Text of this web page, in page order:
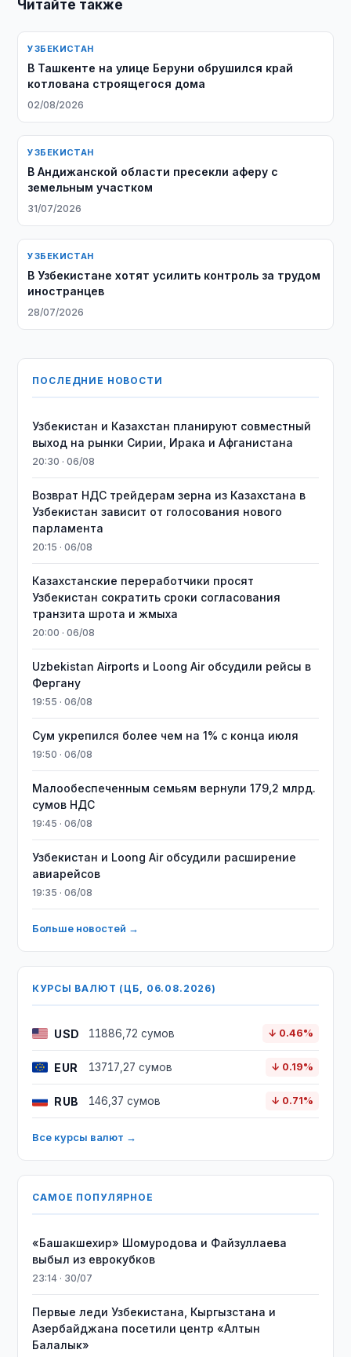
Читайте также
УЗБЕКИСТАН
В Ташкенте на улице Беруни обрушился край
котлована строящегося дома
02/08/2026
УЗБЕКИСТАН
В Андижанской области пресекли аферу с
земельным участком
31/07/2026
УЗБЕКИСТАН
В Узбекистане хотят усилить контроль за трудом
иностранцев
28/07/2026
ПОСЛЕДНИЕ НОВОСТИ
Узбекистан и Казахстан планируют совместный
выход на рынки Сирии, Ирака и Афганистана
20:30 · 06/08
Возврат НДС трейдерам зерна из Казахстана в
Узбекистан зависит от голосования нового
парламента
20:15 · 06/08
Казахстанские переработчики просят
Узбекистан сократить сроки согласования
транзита шрота и жмыха
20:00 · 06/08
Uzbekistan Airports и Loong Air обсудили рейсы в
Фергану
19:55 · 06/08
Сум укрепился более чем на 1% с конца июля
19:50 · 06/08
Малообеспеченным семьям вернули 179,2 млрд.
сумов НДС
19:45 · 06/08
Узбекистан и Loong Air обсудили расширение
авиарейсов
19:35 · 06/08
Больше новостей →
КУРСЫ ВАЛЮТ (ЦБ, 06.08.2026)
USD 11886,72 сумов ↓ 0.46%
EUR 13717,27 сумов ↓ 0.19%
RUB 146,37 сумов ↓ 0.71%
Все курсы валют →
САМОЕ ПОПУЛЯРНОЕ
«Башакшехир» Шомуродова и Файзуллаева
выбыл из еврокубков
23:14 · 30/07
Первые леди Узбекистана, Кыргызстана и
Азербайджана посетили центр «Алтын
Балалык»